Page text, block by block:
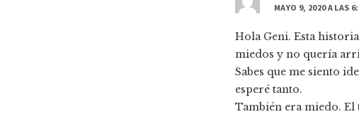
los
lectores
MAYO 9, 2020 A LAS
Hola Geni. Esta
miedos y no quería
Sabes que me siento
esperé tanto.
También era miedo.